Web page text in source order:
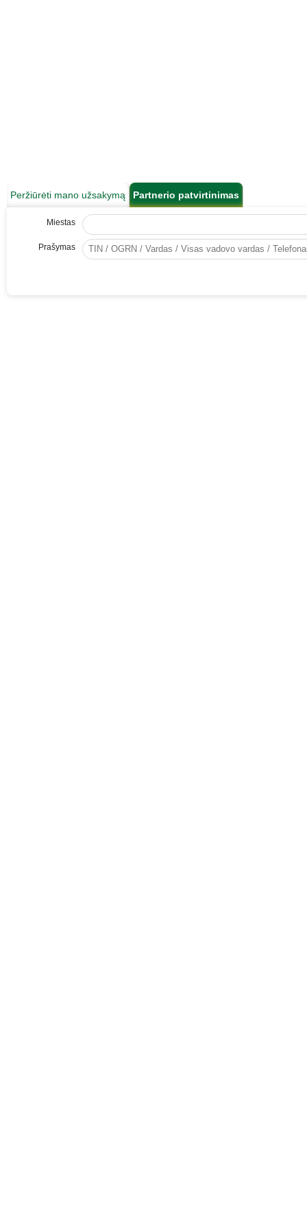
Peržiūrėti mano užsakymą Partnerio patvirtinimas
Miestas
Prašymas